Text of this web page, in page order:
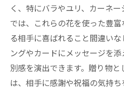
く、特にバラやユリ、カーネ
では、これらの花を使った豊
る相手に喜ばれること間違い
ングやカードにメッセージを
別感を演出できます。贈り物
は、相手に感謝や祝福の気持